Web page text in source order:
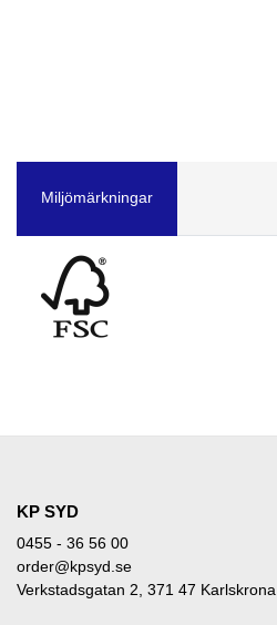
Miljömärkningar
KP SYD
0455 - 36 56 00
order@kpsyd.se
Verkstadsgatan 2, 371 47 Karlskrona